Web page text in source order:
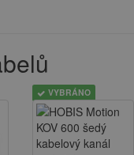
VYBRÁNO